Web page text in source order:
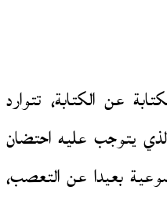
عن الكتابة، تتوارد
الذي يتوجب عليه احتضان
بعيدا عن التعصب،